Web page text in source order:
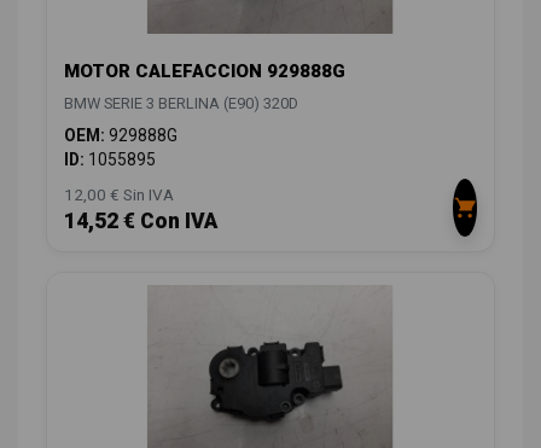
MOTOR CALEFACCION 929888G
BMW SERIE 3 BERLINA (E90) 320D
OEM: 929888G
ID: 1055895
12,00 € Sin IVA
14,52 € Con IVA